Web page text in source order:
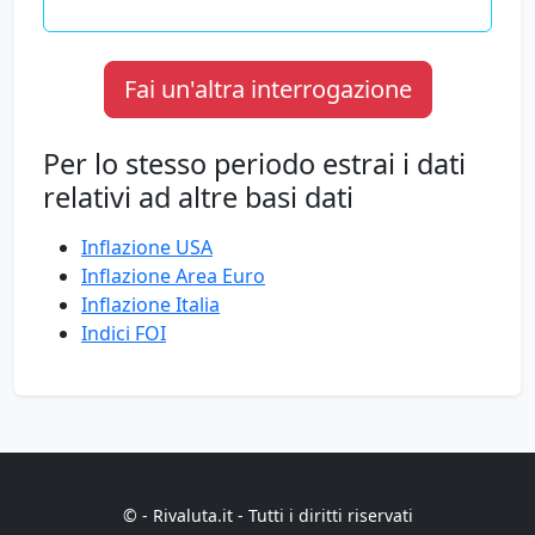
Fai un'altra interrogazione
Per lo stesso periodo estrai i dati
relativi ad altre basi dati
Inflazione USA
Inflazione Area Euro
Inflazione Italia
Indici FOI
© - Rivaluta.it - Tutti i diritti riservati